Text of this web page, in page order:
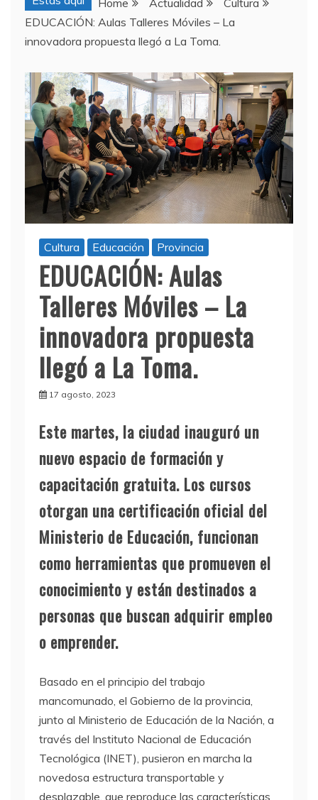
Home Actualidad
Cultura
EDUCACIÓN: Aulas Talleres Móviles – La
innovadora propuesta llegó a La Toma.
Cultura Educación Provincia
EDUCACIÓN: Aulas
Talleres Móviles – La
innovadora propuesta
llegó a La Toma.
17 agosto, 2023
Este martes, la ciudad inauguró un
nuevo espacio de formación y
capacitación gratuita. Los cursos
otorgan una certificación oficial del
Ministerio de Educación, funcionan
como herramientas que promueven el
conocimiento y están destinados a
personas que buscan adquirir empleo
o emprender.
Basado en el principio del trabajo
mancomunado, el Gobierno de la provincia,
junto al Ministerio de Educación de la Nación, a
través del Instituto Nacional de Educación
Tecnológica (INET), pusieron en marcha la
novedosa estructura transportable y
desplazable, que reproduce las características